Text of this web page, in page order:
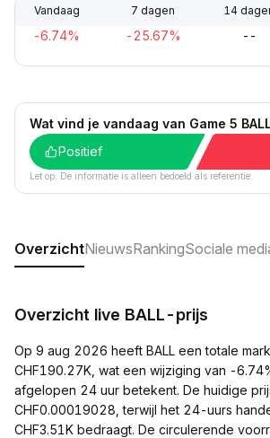
Vandaag 7 dagen 14
-6.74% -25.67% --
Wat vind je vandaag van Game 5
Positief
Let op: De informatie is alleen bedoeld als referentie.
OverzichtNieuwsRankingSociale
Overzicht live BALL-prijs
Op 9 aug 2026 heeft BALL een totale
CHF190.27K, wat een wijziging van -
afgelopen 24 uur betekent. De huidige
CHF0.00019028, terwijl het 24-uurs
CHF3.51K bedraagt. De circulerende